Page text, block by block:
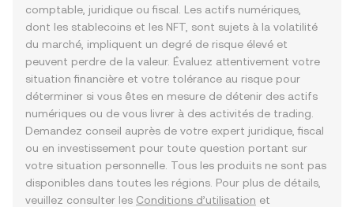
comptable, juridique ou fiscal. Les actifs numériques,
dont les stablecoins et les NFT, sont sujets à la volatilité
du marché, impliquent un degré de risque élevé et
peuvent perdre de la valeur. Évaluez attentivement votre
situation financière et votre tolérance au risque pour
déterminer si vous êtes en mesure de détenir des actifs
numériques ou de vous livrer à des activités de trading.
Demandez conseil auprès de votre expert juridique, fiscal
ou en investissement pour toute question portant sur
votre situation personnelle. Tous les produits ne sont pas
disponibles dans toutes les régions. Pour plus de détails,
veuillez consulter les Conditions d’utilisation et